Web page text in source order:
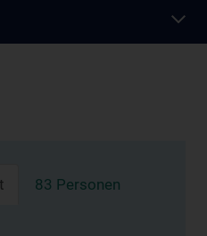
83 Personen